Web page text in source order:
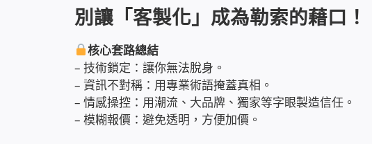
別讓「客製化」成為勒索的藉口！
核心套路總結
– 技術鎖定：讓你無法脫身。
– 資訊不對稱：用專業術語掩蓋真相。
– 情感操控：用潮流、大品牌、獨家等字眼製造信任。
– 模糊報價：避免透明，方便加價。